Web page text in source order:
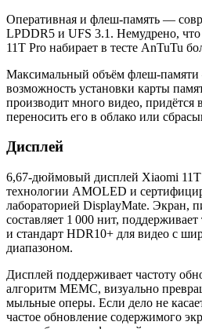
Оперативная и флеш-память —
LPDDR5 и UFS 3.1. Немудрено,
11T Pro набирает в тесте AnTuTu
Максимальный объём флеш-
возможность установки карты
производит много видео, придётся
переносить его в облако или
Дисплей
6,67-дюймовый дисплей Xiaomi
технологии AMOLED и
лабораторией DisplayMate. Экран,
составляет 1 000 нит,
и стандарт HDR10+ для видео с
диапазоном.
Дисплей поддерживает частоту
алгоритм MEMC, визуально
мыльные оперы. Если дело не
частое обновление содержимого